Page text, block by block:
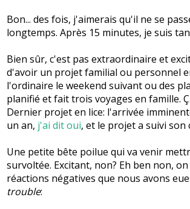
Bon... des fois, j'aimerais qu'il ne se
longtemps. Après 15 minutes, je suis
Bien sûr, c'est pas extraordinaire et
d'avoir un projet familial ou personnel
l'ordinaire le weekend suivant ou des
planifié et fait trois voyages en famille.
Dernier projet en lice: l'arrivée
un an, j'ai dit oui, et le projet a suivi son
Une petite bête poilue qui va venir
survoltée. Excitant, non? Eh ben non,
réactions négatives que nous avons
trouble: